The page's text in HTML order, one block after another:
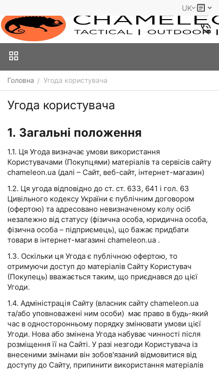
UK
Головна / Угода користувача
Угода користувача
1. Загальні положення
1.1. Ця Угода визначає умови використання
Користувачами (Покупцями) матеріалів та сервісів сайту
chameleon.ua (далі – Сайт, веб-сайт, інтернет-магазин)
1.2. Ця угода відповідно до ст. ст. 633, 641 і гол. 63
Цивільного кодексу України є публічним договором
(офертою) та адресовано невизначеному колу осіб
незалежно від статусу (фізична особа, юридична особа,
фізична особа – підприємець), що бажає придбати
товари в інтернет-магазині chameleon.ua .
1.3. Оскільки ця Угода є публічною офертою, то
отримуючи доступ до матеріалів Сайту Користувач
(Покупець) вважається таким, що приєднався до цієї
Угоди.
1.4. Адміністрація Сайту (власник сайту chameleon.ua
та/або уповноважені ним особи) має право в будь-який
час в односторонньому порядку змінювати умови цієї
Угоди. Нова або змінена Угода набуває чинності після
розміщення її на Сайті. У разі незгоди Користувача із
внесеними змінами він зобов'язаний відмовитися від
доступу до Сайту, припинити використання матеріалів